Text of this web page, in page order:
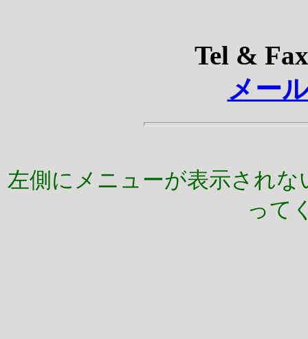
Tel &
メー
左側にメニューが表示されな
って